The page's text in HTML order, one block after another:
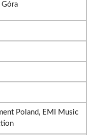
Poland, EMI Music